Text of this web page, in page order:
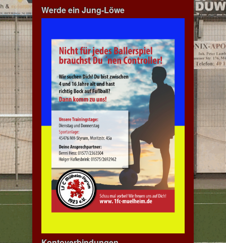
Werde ein Jung-Löwe